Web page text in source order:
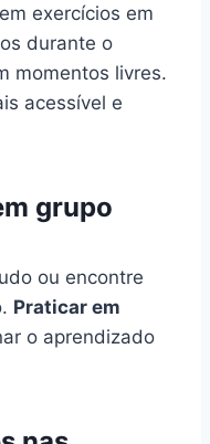
exercícios em
durante o
momentos livres.
acessível e
grupo
ou encontre
Praticar em
o aprendizado